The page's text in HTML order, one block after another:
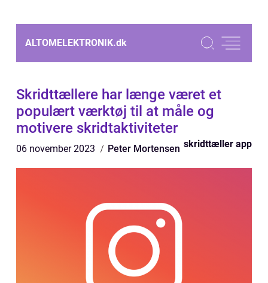
ALTOMELEKTRONIK.dk
Skridttællere har længe været et
populært værktøj til at måle og
motivere skridtaktiviteter
06 november 2023 Peter Mortensen skridttæller app